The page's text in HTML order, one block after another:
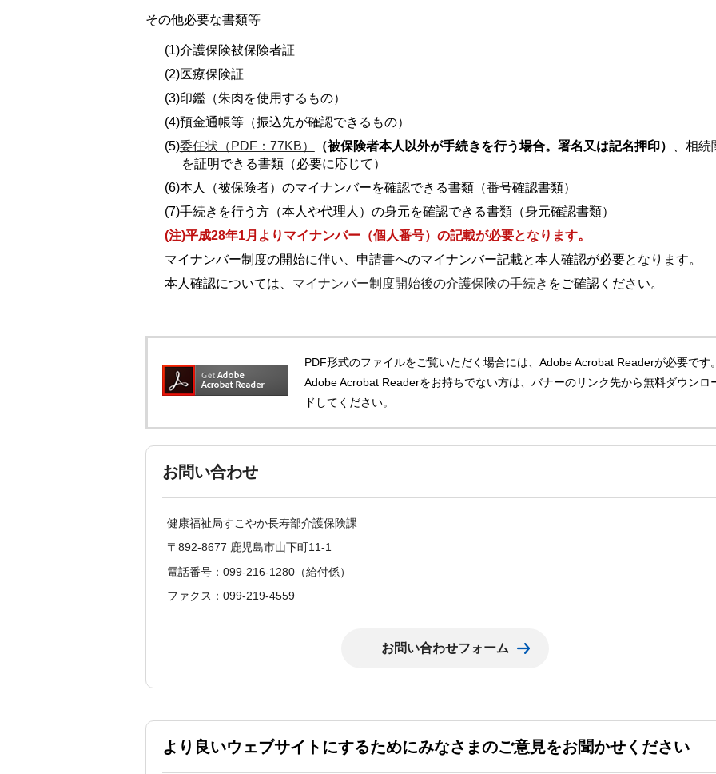
その他必要な書類等
(1)介護保険被保険者証
(2)医療保険証
(3)印鑑（朱肉を使用するもの）
(4)預金通帳等（振込先が確認できるもの）
(5)委任状（PDF：77KB） （被保険者本人以外が手続きを行う場合。署名又は記名押印）
、相
を証明できる書類（必要に応じて）
(6)本人（被保険者）のマイナンバーを確認できる書類（番号確認書類）
(7)手続きを行う方（本人や代理人）の身元を確認できる書類（身元確認書類）
(注)平成28年1月よりマイナンバー（個人番号）の記載が必要となります。
マイナンバー制度の開始に伴い、申請書へのマイナンバー記載と本人確認が必要となります。
本人確認については、 マイナンバー制度開始後の介護保険の手続き をご確認ください。
PDF形式のファイルをご覧いただく場合には、Adobe Acrobat Readerが必要です。
Adobe Acrobat Readerをお持ちでない方は、バナーのリンク先から無料ダウンロ
ドしてください。
お問い合わせ
健康福祉局すこやか長寿部介護保険課
〒892-8677 鹿児島市山下町11-1
電話番号：099-216-1280（給付係）
ファクス：099-219-4559
より良いウェブサイトにするためにみなさまのご意見をお聞かせください